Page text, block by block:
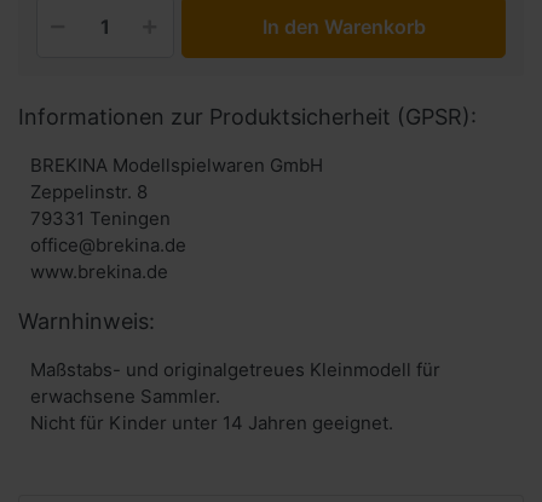
In den Warenkorb
Informationen zur Produktsicherheit (GPSR):
BREKINA Modellspielwaren GmbH
Zeppelinstr. 8
79331 Teningen
office@brekina.de
www.brekina.de
Warnhinweis:
Maßstabs- und originalgetreues Kleinmodell für
erwachsene Sammler.
Nicht für Kinder unter 14 Jahren geeignet.